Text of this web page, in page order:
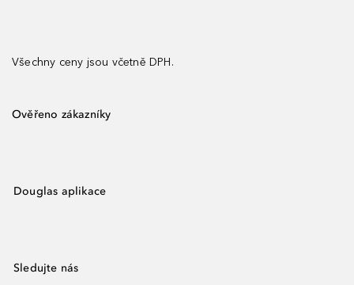
Všechny ceny jsou včetně DPH.
Ověřeno zákazníky
Douglas aplikace
Sledujte nás